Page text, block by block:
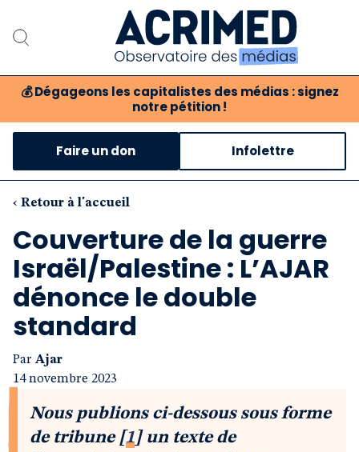
💰 Dégageons les capitalistes des médias : signez
notre pétition !
Notre association
Notre critique des médias
Notre revue
Boutique
Faire un don Infolettre
‹ Retour à l'accueil
Couverture de la guerre
Israël/Palestine : L’AJAR
dénonce le double
standard
Par Ajar
14 novembre 2023
Nous publions ci-dessous sous forme
de tribune[1]un texte de